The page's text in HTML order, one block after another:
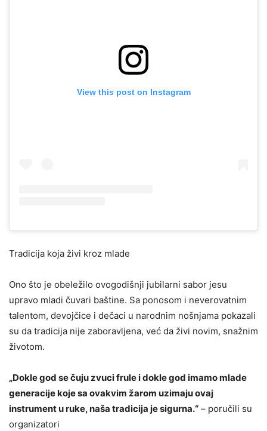
View this post on Instagram
Tradicija koja živi kroz mlade
​Ono što je obeležilo ovogodišnji jubilarni sabor jesu
upravo mladi čuvari baštine. Sa ponosom i neverovatnim
talentom, devojčice i dečaci u narodnim nošnjama pokazali
su da tradicija nije zaboravljena, već da živi novim, snažnim
životom.
„Dokle god se čuju zvuci frule i dokle god imamo mlade
generacije koje sa ovakvim žarom uzimaju ovaj
instrument u ruke, naša tradicija je sigurna.“ – poručili su
organizatori